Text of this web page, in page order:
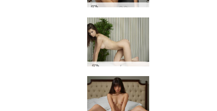
अन्ना एल चिकित्सा बुत
ताशा कार्यालय आवारा